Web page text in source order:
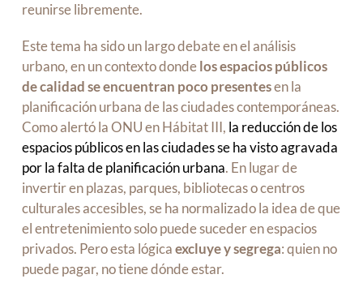
reunirse libremente.
Este tema ha sido un largo debate en el análisis
urbano, en un contexto dondelos espacios públicos
de calidad se encuentran poco presentesen la
planificación urbana de las ciudades contemporáneas.
Como alertó la ONU en Hábitat III, la reducción de los
espacios públicos en las ciudades se ha visto agravada
por la falta de planificación urbana. En lugar de
invertir en plazas, parques, bibliotecas o centros
culturales accesibles, se ha normalizado la idea de que
el entretenimiento solo puede suceder en espacios
privados. Pero esta lógicaexcluye y segrega: quien no
puede pagar, no tiene dónde estar.